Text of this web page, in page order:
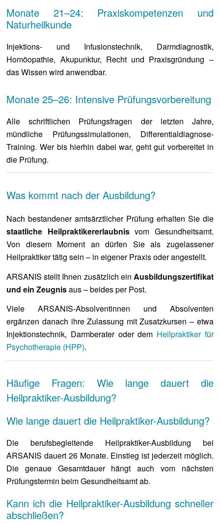
Monate 21–24: Praxiskompetenzen und
Naturheilkunde
Injektions- und Infusionstechnik, Darmdiagnostik,
Homöopathie, Akupunktur, Recht und Praxisgründung –
das Wissen wird anwendbar.
Monate 25–26: Intensive Prüfungsvorbereitung
Alle schriftlichen Prüfungsfragen der letzten Jahre,
mündliche Prüfungssimulationen, Differentialdiagnose-
Training. Wer bis hierhin dabei war, geht gut vorbereitet in
die Prüfung.
Was kommt nach der Ausbildung?
Nach bestandener amtsärztlicher Prüfung erhalten Sie die
staatliche Heilpraktikererlaubnisvom Gesundheitsamt.
Von diesem Moment an dürfen Sie als zugelassener
Heilpraktiker tätig sein – in eigener Praxis oder angestellt.
ARSANIS stellt Ihnen zusätzlich ein Ausbildungszertifikat
und ein Zeugnisaus – beides per Post.
Viele ARSANIS-Absolventinnen und Absolventen
ergänzen danach ihre Zulassung mit Zusatzkursen – etwa
Injektionstechnik, Darmberater oder dem Heilpraktiker für
Psychotherapie (HPP).
Häufige Fragen: Wie lange dauert die
Heilpraktiker-Ausbildung?
Wie lange dauert die Heilpraktiker-Ausbildung?
Die berufsbegleitende Heilpraktiker-Ausbildung bei
ARSANIS dauert 26 Monate. Einstieg ist jederzeit möglich.
Die genaue Gesamtdauer hängt auch vom nächsten
Prüfungstermin beim Gesundheitsamt ab.
Kann ich die Heilpraktiker-Ausbildung schneller
abschließen?